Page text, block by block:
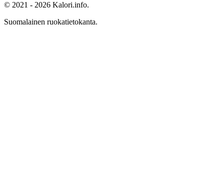
© 2021 - 2026 Kalori.info.
Suomalainen ruokatietokanta.